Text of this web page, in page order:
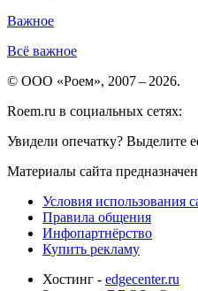
Важное
Всё важное
© ООО «Роем», 2007 – 2026.
Roem.ru в социальных сетях:
Увидели опечатку? Выделите
Материалы сайта
Условия использования
Правила общения
Инфопартнёрство
Купить рекламу
Хостинг - edgecenter.ru